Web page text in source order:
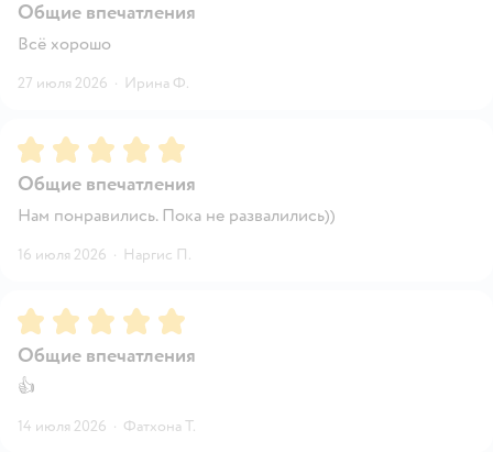
Общие впечатления
Всё хорошо
27 июля 2026 · Ирина Ф.
Рейтинг:5
Общие впечатления
Нам понравились. Пока не развалились))
16 июля 2026 · Наргис П.
Рейтинг:5
Общие впечатления
👍
14 июля 2026 · Фатхона Т.